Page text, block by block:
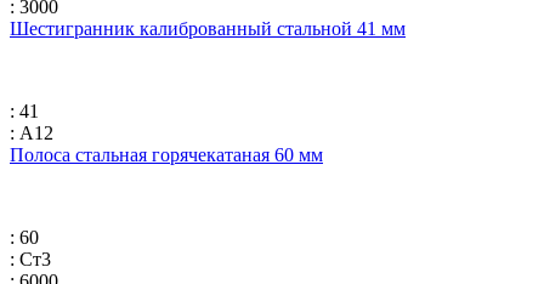
: 3000
Шестигранник калиброванный стальной 41 мм
: 41
: А12
Полоса стальная горячекатаная 60 мм
: 60
: Ст3